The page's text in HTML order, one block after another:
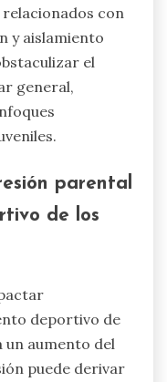
con
y aislamiento
el
general,
parental
de los
deportivo de
un aumento del
puede derivar